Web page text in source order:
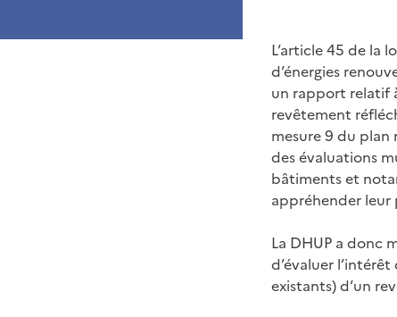
L’article 45 de la
d’énergies
un rapport relatif
revêtement
mesure 9 du plan
des évaluations
bâtiments et
appréhender
La DHUP a donc
d’évaluer
existants) d’un